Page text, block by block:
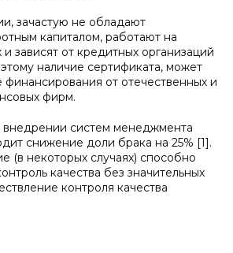
зачастую не обладают
капиталом, работают на
зависят от кредитных организаций
наличие сертификата, может
от отечественных и
фирм.
внедрении систем менеджмента
снижение доли брака на 25% [1].
(в некоторых случаях) способно
качества без значительных
контроля качества